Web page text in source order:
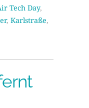
Tech Day,
, Karlstraße,